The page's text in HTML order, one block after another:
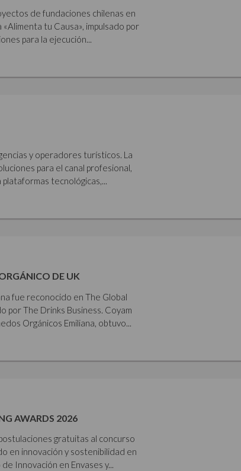
de fundaciones chilenas en
tu Causa», impulsado por
para la ejecución...
y operadores turísticos. La
para el canal profesional,
tecnológicas,...
DE UK
fue reconocido en The Global
por The Drinks Business. Coyam
Orgánicos Emiliana, obtuvo...
AWARDS 2026
gratuitas al concurso
en innovación y sostenibilidad en
Innovación en Envases y...